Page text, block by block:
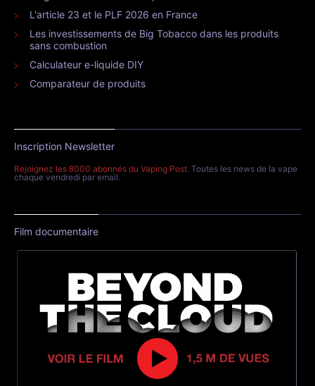
L'article 23 et le PLF 2026 en France
Les investissements de Big Tobacco dans les produits
sans combustion
Calculateur e-liquide DIY
Comparateur de produits
Inscription Newsletter
Rejoignez les 8000 abonnés du Vaping Post. Toutes les news de la vape
chaque vendredi par email.
Film documentaire